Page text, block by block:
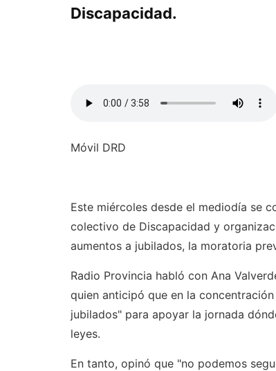
Discapacidad.
Móvil DRD
Este miércoles desde el mediodía se
colectivo de Discapacidad y
aumentos a jubilados, la moratoria
Radio Provincia habló con Ana
quien anticipó que en la
jubilados" para apoyar la jornada
leyes.
En tanto, opinó que "no podemos